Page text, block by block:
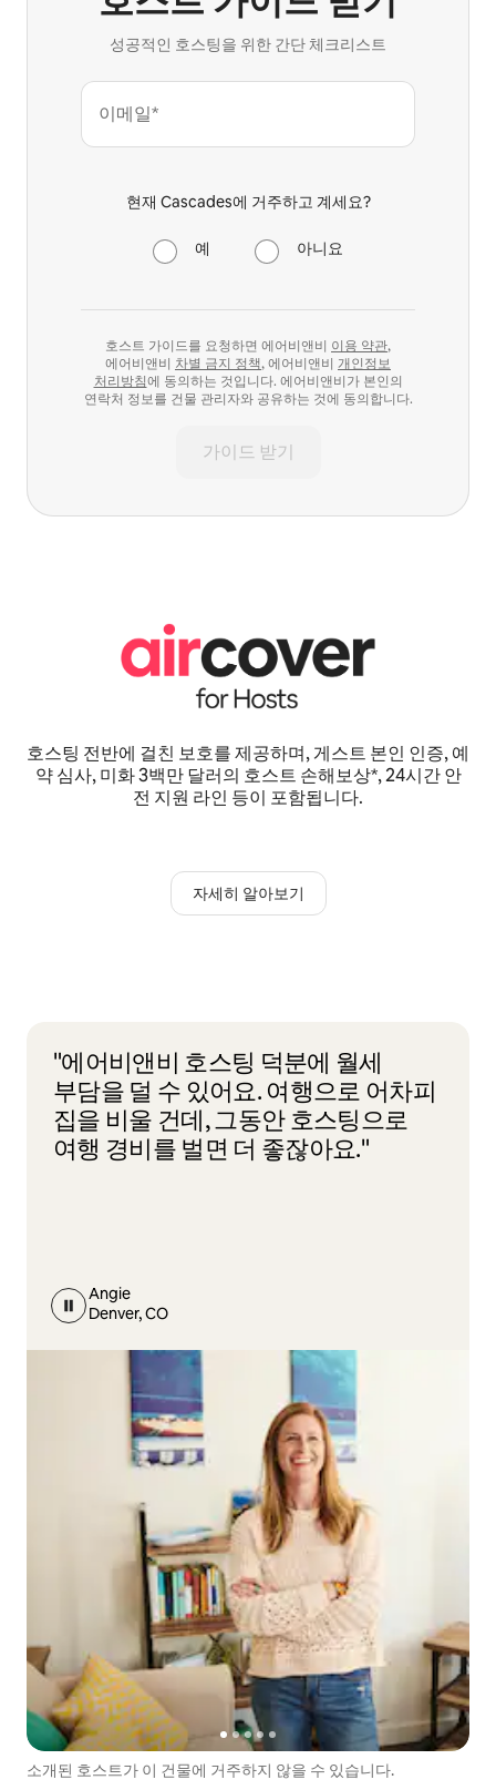
성공적인 호스팅을 위한 간단 체크리스트
이메일*
현재 Cascades에 거주하고 계세요?
예 아니요
호스트 가이드를 요청하면 에어비앤비 이용 약관,
에어비앤비 차별 금지 정책, 에어비앤비 개인정보
처리방침에 동의하는 것입니다. 에어비앤비가 본인의
연락처 정보를 건물 관리자와 공유하는 것에 동의합니다.
가이드 받기
호스팅 전반에 걸친 보호를 제공하며, 게스트 본인 인증, 예
약 심사, 미화 3백만 달러의 호스트 손해보상*, 24시간 안
전 지원 라인 등이 포함됩니다.
자세히 알아보기
"에어비앤비 호스팅 덕분에 월세
부담을 덜 수 있어요. 여행으로 어차피
집을 비울 건데, 그동안 호스팅으로
여행 경비를 벌면 더 좋잖아요."
Angie
Denver, CO
소개된 호스트가 이 건물에 거주하지 않을 수 있습니다.